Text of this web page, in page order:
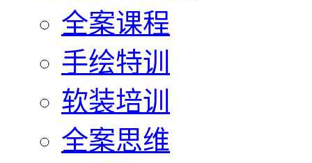
全案课程
手绘特训
软装培训
全案思维